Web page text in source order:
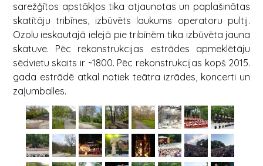
sarežģītos apstākļos tika atjaunotas un paplašinātas
skatītāju tribīnes, izbūvēts laukums operatoru pultij.
Ozolu ieskautajā ielejā pie tribīnēm tika izbūvēta jauna
skatuve. Pēc rekonstrukcijas estrādes apmeklētāju
sēdvietu skaits ir ~1800. Pēc rekonstrukcijas kopš 2015.
gada estrādē atkal notiek teātra izrādes, koncerti un
zaļumballes.